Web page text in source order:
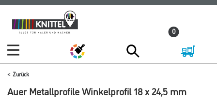
Zum
Inhalt
Zum
Navigationsmenü
0
Zurück
Auer Metallprofile Winkelprofil 18 x 24,5 mm